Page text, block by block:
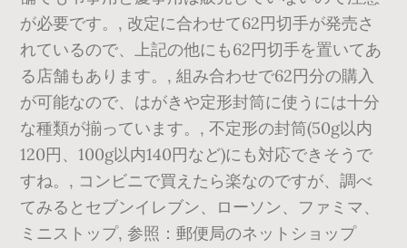
が必要です。, 改定に合わせて62円切手が発売さ
れているので、上記の他にも62円切手を置いてあ
る店舗もあります。, 組み合わせで62円分の購入
が可能なので、はがきや定形封筒に使うには十分
な種類が揃っています。, 不定形の封筒(50g以内
120円、100g以内140円など)にも対応できそうで
すね。, コンビニで買えたら楽なのですが、調べ
てみるとセブンイレブン、ローソン、ファミマ、
ミニストップ, 参照：郵便局のネットショップ